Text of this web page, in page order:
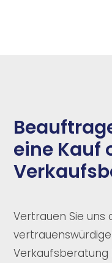
eine Kauf
Vertrauen Sie uns
Verkaufsberatung